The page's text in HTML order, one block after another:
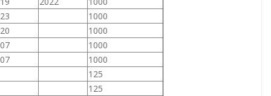
1000
1000
1000
1000
125
125